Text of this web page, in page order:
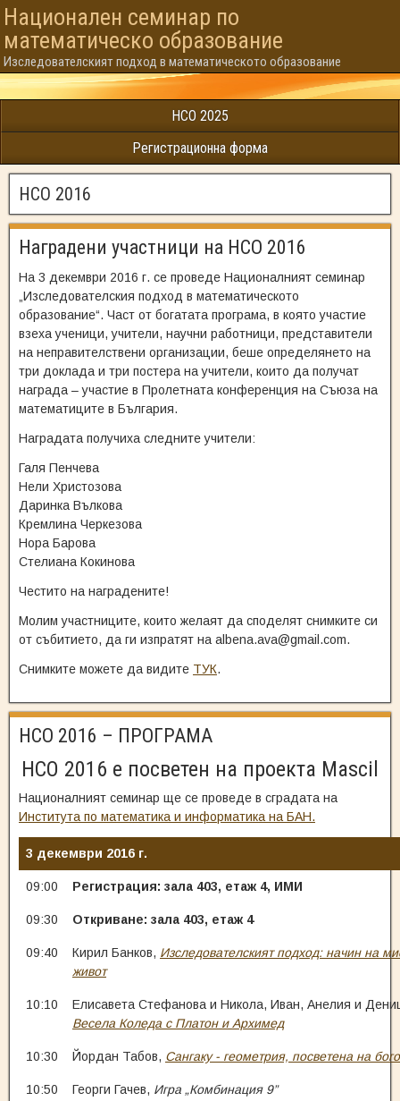
Национален семинар по
математическо образованиe
Изследователският подход в математическото образование
НСО 2025
Регистрационна форма
НСО 2016
Наградени участници на НСО 2016
На 3 декември 2016 г. се проведе Националният семинар
„Изследователския подход в математическото
образование“. Част от богатата програма, в която участие
взеха ученици, учители, научни работници, представители
на неправителствени организации, беше определянето на
три доклада и три постера на учители, които да получат
награда – участие в Пролетната конференция на Съюза на
математиците в България.
Наградата получиха следните учители:
Галя Пенчева
Нели Христозова
Даринка Вълкова
Кремлина Черкезова
Нора Барова
Стелиана Кокинова
Честито на наградените!
Молим участниците, които желаят да споделят снимките си
от събитието, да ги изпратят на albena.ava@gmail.com.
Снимките можете да видите ТУК.
НСО 2016 – ПРОГРАМА
НСО 2016 е посветен на проекта Mascil
Националният семинар ще се проведе в сградата на
Института по математика и информатика на БАН.
3 декември 2016 г.
09:00 Регистрация: зала 403, етаж 4, ИМИ
09:30 Откриване: зала 403, етаж 4
09:40 Кирил Банков, Изследователският подход: начин на
живот
10:10
Елисавета Стефанова и Никола, Иван, Анелия и
Весела Коледа с Платон и Архимед
10:30 Йордан Табов, Сангаку - геометрия, посветена на
10:50 Георги Гачев, Игра „Комбинация 9”